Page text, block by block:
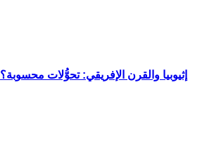
إثيوبيا والقرن الإفريقي: تحوُّلات محسوبة؟